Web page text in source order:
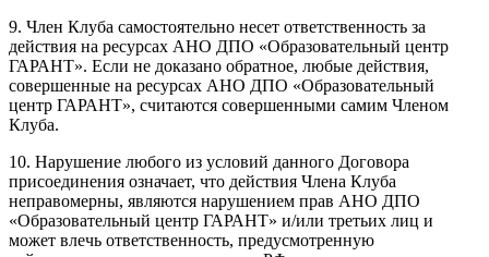
9. Член Клуба самостоятельно несет ответственность за
действия на ресурсах АНО ДПО «Образовательный центр
ГАРАНТ». Если не доказано обратное, любые действия,
совершенные на ресурсах АНО ДПО «Образовательный
центр ГАРАНТ», считаются совершенными самим Членом
Клуба.
10. Нарушение любого из условий данного Договора
присоединения означает, что действия Члена Клуба
неправомерны, являются нарушением прав АНО ДПО
«Образовательный центр ГАРАНТ» и/или третьих лиц и
может влечь ответственность, предусмотренную